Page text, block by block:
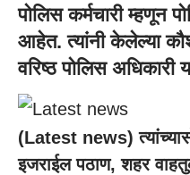
पोलिस कर्मचारी म्हणून
आहेत. त्यांनी केलेल्या
वरिष्ठ पोलिस अधिकारी
(Latest news)
इजराईल पठाण, शहर